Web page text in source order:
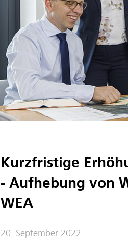
Kurzfristige
- Aufhebung von
WEA
20. September 2022